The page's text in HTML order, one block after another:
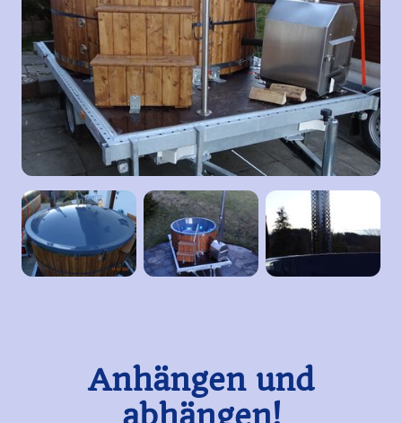
Anhängen und
abhängen!